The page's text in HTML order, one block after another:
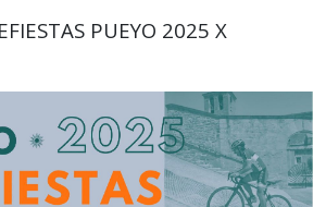
PUEYO 2025 X